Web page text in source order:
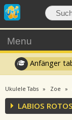
Menu
Anfänger
Ukulele Tabs Zoe
LABIOS ROTOS